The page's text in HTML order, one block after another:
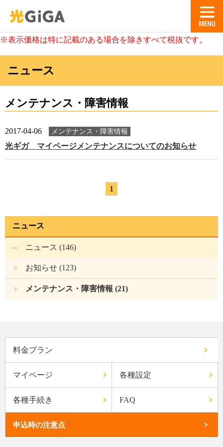
※表示価格は特に記載のある場合を除きすべて税抜です。
ニュース
メンテナンス・障害情報
2017-04-06 メンテナンス・障害情報
光ギガ マイページメンテナンスについてのお知らせ
1
ニュース
ニュース (146)
お知らせ (123)
メンテナンス・障害情報 (21)
料金プラン
マイページ 各種設定
各種手続き FAQ
申込時の注意点